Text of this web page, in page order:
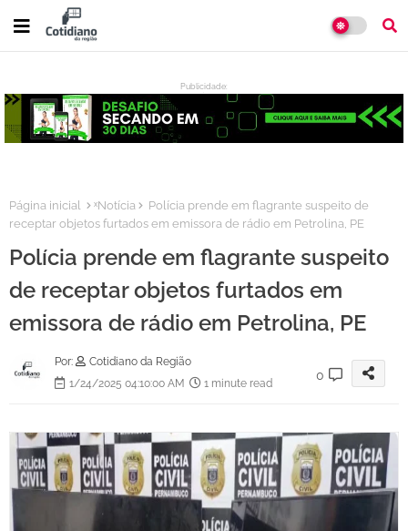
Publicidade:
:
Página inicial ˣNotícia
Polícia prende em flagrante suspeito de
receptar objetos furtados em emissora de rádio em Petrolina, PE
Polícia prende em flagrante suspeito
de receptar objetos furtados em
emissora de rádio em Petrolina, PE
Por:
Cotidiano da Região
1/24/2025 04:10:00 AM
1 minute read
0